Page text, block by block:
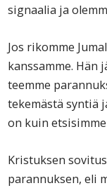
signaalia ja
Jos rikomme
kanssamme. Hän
teemme
tekemästä syntiä
on kuin
Kristuksen
parannuksen, eli